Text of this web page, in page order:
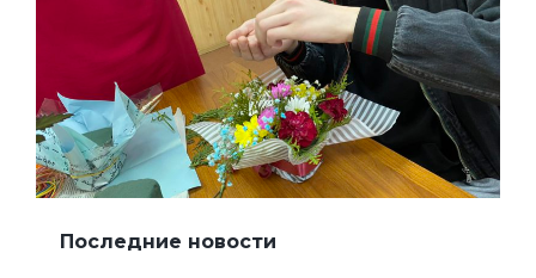
Последние новости